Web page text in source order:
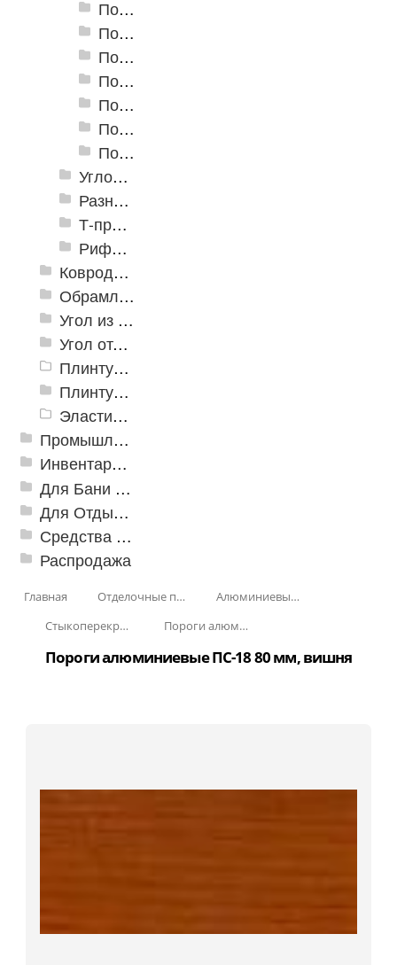
Пороги алюминиевые А-30 30х5 мм (открытый крепеж)
Пороги алюминиевые А-39 39х5,4 мм (открытый крепеж)
Пороги алюминиевые А-45 45х4,4 мм (открытый крепеж)
Пороги алюминиевые B-1 30х4,2 мм (скрытый крепеж)
Пороги алюминиевые B-2 37х4,4 мм (скрытый крепеж)
Пороги алюминиевые B-4 41х6-13 мм (скрытый крепеж)
Пороги алюминиевые B-5 80х4,6 мм (скрытый крепеж)
Угловые алюминиевые пороги
Разноуровневые алюминиевые профили
Т-профиль
Рифленые алюминиевые листы и углы квинтет
Ковродержатели
Обрамление
Угол из ПВХ
Угол отделочный арочный
Плинтус для столешниц
Плинтусы «KronPlast»
Эластичный напольно-стыковочный профиль Cezar
Промышленный текстиль
Инвентарь для клининга
Для Бани и Сауны
Для Отдыха и Пикника
Средства от насекомых и садовых вредителей
Распродажа
Главная Отделочные профили
Алюминиевые пороги
Стыкоперекрывающие алюминиевые пороги
Пороги алюминиевые ПС-18 80 мм
Пороги алюминиевые ПС-18 80 мм, вишня